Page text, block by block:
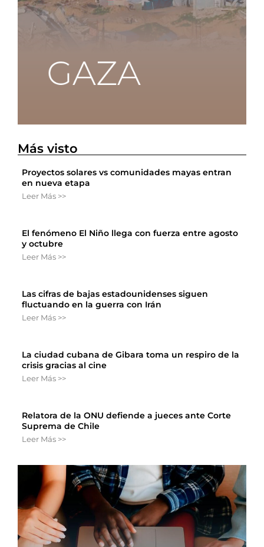
Más visto
Proyectos solares vs comunidades mayas entran
en nueva etapa
Leer Más >>
El fenómeno El Niño llega con fuerza entre agosto
y octubre
Leer Más >>
Las cifras de bajas estadounidenses siguen
fluctuando en la guerra con Irán
Leer Más >>
La ciudad cubana de Gibara toma un respiro de la
crisis gracias al cine
Leer Más >>
Relatora de la ONU defiende a jueces ante Corte
Suprema de Chile
Leer Más >>